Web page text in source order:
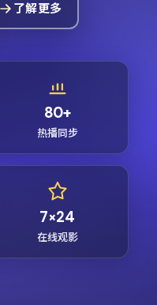
了解更多
80+
热播同步
7×24
在线观影